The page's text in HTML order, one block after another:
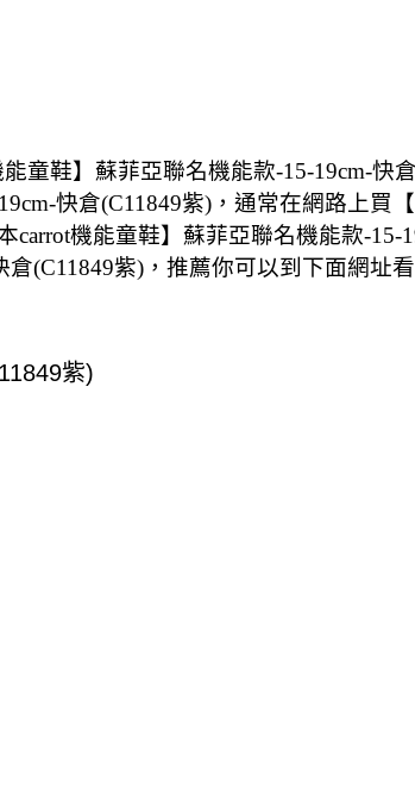
童鞋】蘇菲亞聯名機能款-15-19cm-快
快倉(C11849紫)，通常在網路上買
機能童鞋】蘇菲亞聯名機能款-
(C11849紫)，推薦你可以到下面網址